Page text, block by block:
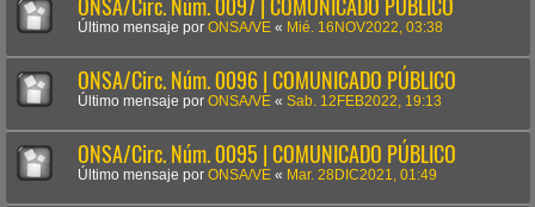
ONSA/Circ. Núm. 0097 | COMUNICADO PÚBLICO
Último mensaje por ONSA/VE « Mié. 16NOV2022, 03:38
ONSA/Circ. Núm. 0096 | COMUNICADO PÚBLICO
Último mensaje por ONSA/VE « Sab. 12FEB2022, 19:13
ONSA/Circ. Núm. 0095 | COMUNICADO PÚBLICO
Último mensaje por ONSA/VE « Mar. 28DIC2021, 01:49